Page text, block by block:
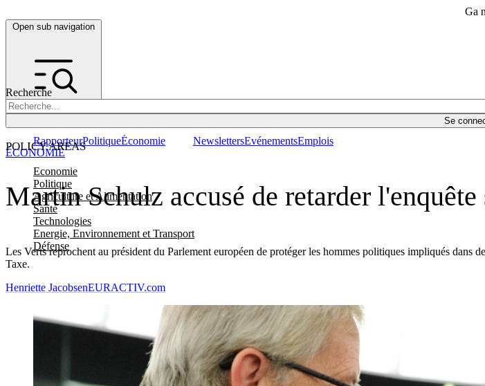
Ga
Open sub navigation
Recherche
Se
POLICY AREAS
Economie
Politique
Agriculture et Alimentation
Santé
Technologies
Energie, Environnement et Transport
Défense
RapporteurPolitiqueÉconomie NewslettersEvénementsEmplois
Martin Schulz accusé de retarder
Les Verts reprochent au président du Parlement européen de protéger les hommes politiques impliqués
Taxe.
ÉCONOMIE
Henriette JacobsenEURACTIV.com